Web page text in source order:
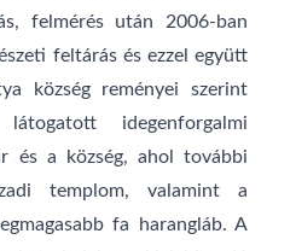
felmérés után 2006-ban
feltárás és ezzel együtt
község reményei szerint
idegenforgalmi
és a község, ahol további
templom, valamint a
fa harangláb. A